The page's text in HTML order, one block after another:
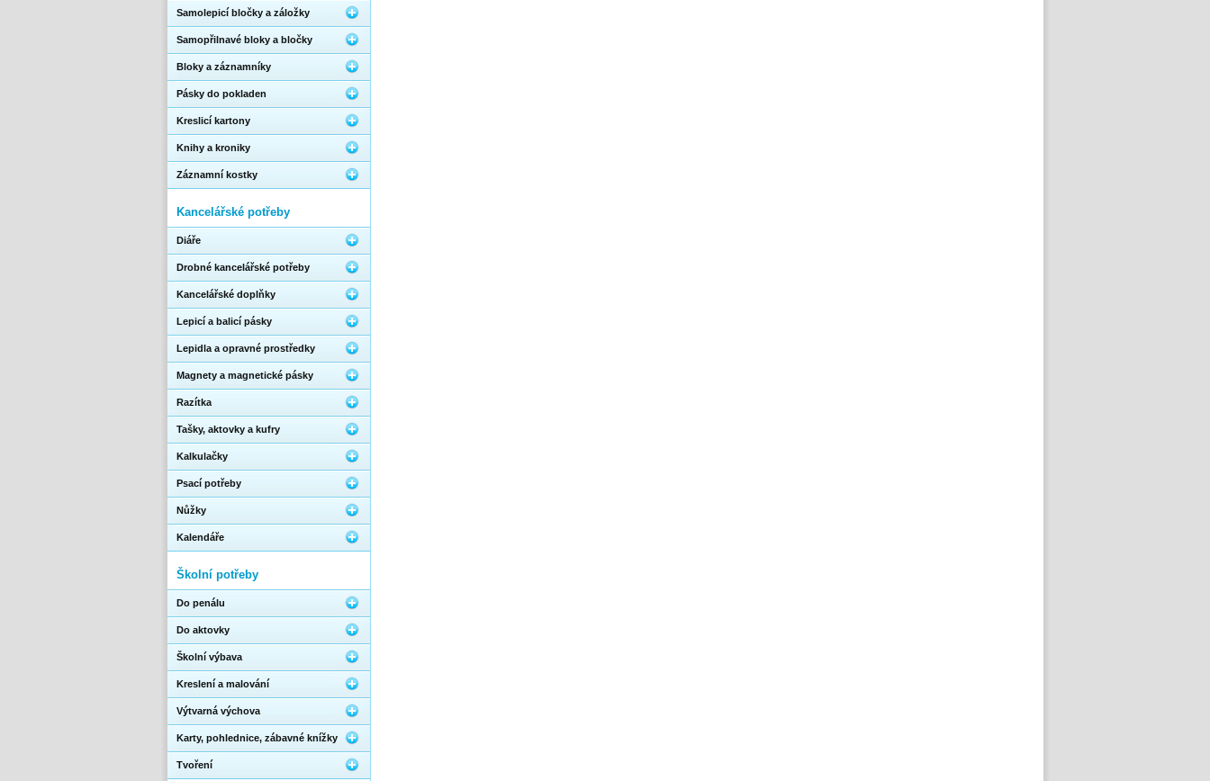
Samolepicí bločky a záložky
Samopřilnavé bloky a bločky
Bloky a záznamníky
Pásky do pokladen
Kreslicí kartony
Knihy a kroniky
Záznamní kostky
Kancelářské potřeby
Diáře
Drobné kancelářské potřeby
Kancelářské doplňky
Lepicí a balicí pásky
Lepidla a opravné prostředky
Magnety a magnetické pásky
Razítka
Tašky, aktovky a kufry
Kalkulačky
Psací potřeby
Nůžky
Kalendáře
Školní potřeby
Do penálu
Do aktovky
Školní výbava
Kreslení a malování
Výtvarná výchova
Karty, pohlednice, zábavné knížky
Tvoření